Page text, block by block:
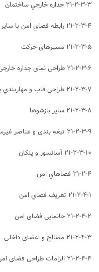
۲۱-۲-۳-۳ جداره خارجي ساختمان
۲۱-۲-۳-۴ رابطه فضاي امن با سایر فضاها
۲۱-۲-۳-۵ مسیرهای حرکت
۲۱-۲-۳-۶ طراحی نمای جداره خارجی ساختمان‌
۲۱-۲-۳-۷ طراحي قاب و مهاربندي پنجره
۲۱-۲-۳-۸ سایر بازشوها
۲۱-۲-۳-۹ تیغه بندی و عناصر غیرسازه‌ای
۲۱-۲-۳-۱۰ آسانسور و پلکان
۲۱-۲-۴ فضاهاي امن
۲۱-۲-۴-۱ تعريف فضاي امن
۲۱-۲-۴-۲ جانمایی فضای امن
۲۱-۲-۴-۳ مصالح و اعضای داخلی
۲۱-۲-۴-۴ الزامات طراحی فضای امن